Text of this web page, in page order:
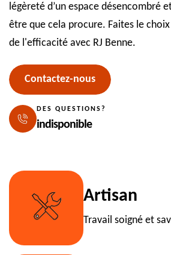
légèreté d’un espace désencombré
être que cela procure. Faites le
de l'efficacité avec RJ Benne.
Contactez-nous
DES QUESTIONS?
indisponible
Artisan
Travail soigné et